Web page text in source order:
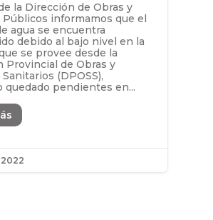
la Dirección de Obras y
Públicos informamos que el
agua se encuentra
debido al bajo nivel en la
se provee desde la
Provincial de Obras y
(DPOSS),
quedado pendientes en...